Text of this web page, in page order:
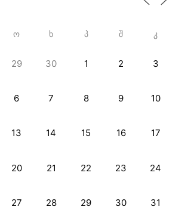
Ო Ხ Პ Შ Კ
29 30 1 2 3
6 7 8 9 10
13 14 15 16 17
20 21 22 23 24
27 28 29 30 31